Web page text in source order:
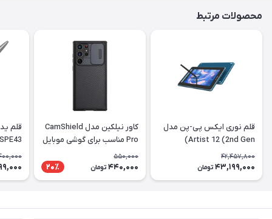
محصولات مرتبط
قلم نوری ایکس پی-پن مدل
Artist 12 (2nd Gen)
42,457,800
43,199,000 تومان
کاور نیلکین مدل CamShield
Pro مناسب برای گوشی موبایل
سامسونگ Galaxy S22 Ultra
550,000
440,000 تومان 20٪